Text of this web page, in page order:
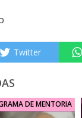
Twitter
DE MENTORIA